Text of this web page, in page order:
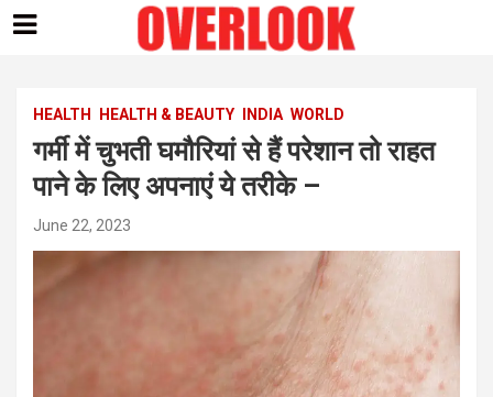
contentHEALTH HEALTH & BEAUTY INDIA WORLD
गर्मी में चुभती घमौरियां से हैं परेशान तो राहत
पाने के लिए अपनाएं ये तरीके –
June 22, 2023